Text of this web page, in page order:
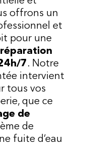
offrons un
et
pour une
7 . Notre
intervient
tous vos
que ce
de
de
fuite d’eau